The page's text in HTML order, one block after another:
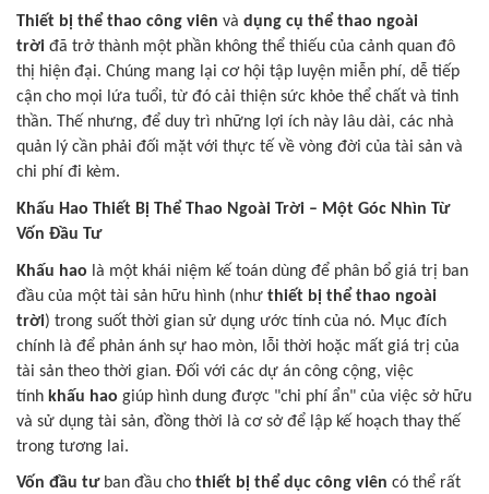
Thiết bị thể thao công viên và dụng cụ thể thao ngoài
trời đã trở thành một phần không thể thiếu của cảnh quan đô
thị hiện đại. Chúng mang lại cơ hội tập luyện miễn phí, dễ tiếp
cận cho mọi lứa tuổi, từ đó cải thiện sức khỏe thể chất và tinh
thần. Thế nhưng, để duy trì những lợi ích này lâu dài, các nhà
quản lý cần phải đối mặt với thực tế về vòng đời của tài sản và
chi phí đi kèm.
Khấu Hao Thiết Bị Thể Thao Ngoài Trời – Một Góc Nhìn Từ
Vốn Đầu Tư
Khấu hao là một khái niệm kế toán dùng để phân bổ giá trị ban
đầu của một tài sản hữu hình (như thiết bị thể thao ngoài
trời) trong suốt thời gian sử dụng ước tính của nó. Mục đích
chính là để phản ánh sự hao mòn, lỗi thời hoặc mất giá trị của
tài sản theo thời gian. Đối với các dự án công cộng, việc
tính khấu hao giúp hình dung được "chi phí ẩn" của việc sở hữu
và sử dụng tài sản, đồng thời là cơ sở để lập kế hoạch thay thế
trong tương lai.
Vốn đầu tưban đầu cho thiết bị thể dục công viên có thể rất